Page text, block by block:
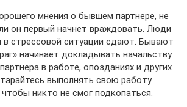
мнения о бывшем партнере, не
он первый начнет враждовать. Люди
в стрессовой ситуации сдают. Бывают
начинает докладывать начальству
в работе, опозданиях и других
выполнять свою работу
чтобы никто не смог подкопаться.